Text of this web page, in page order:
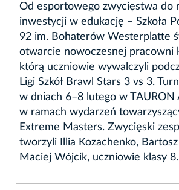
Od esportowego zwycięstwa do
inwestycji w edukację – Szkoła
92 im. Bohaterów Westerplatte
otwarcie nowoczesnej pracowni
którą uczniowie wywalczyli
Ligi Szkół Brawl Stars 3 vs 3.
w dniach 6–8 lutego w TAURON
w ramach wydarzeń
Extreme Masters. Zwycięski
tworzyli Illia Kozachenko,
Maciej Wójcik, uczniowie klasy 8.